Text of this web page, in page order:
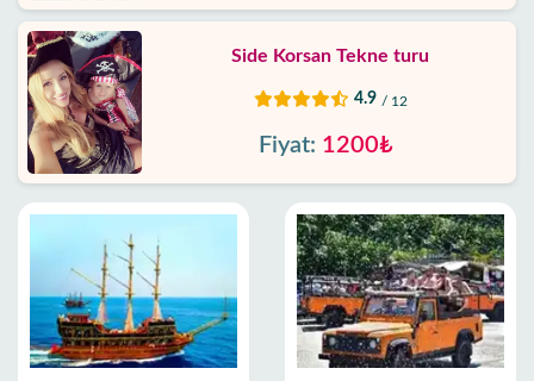
Side Korsan Tekne turu
4.9 / 12
Fiyat: 1200₺